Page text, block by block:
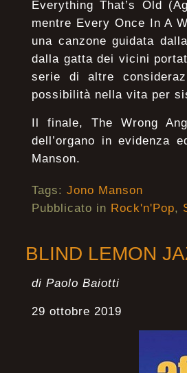
Everything That’s Old
mentre Every Once In A
una canzone guidata
dalla gatta dei vicini
serie di altre
possibilità nella vita per
Il finale, The Wrong
dell’organo in evidenza
Manson.
Tags: Jono Manson
Pubblicato in Rock'n'Pop,
BLIND LEMON
di Paolo Baiotti
29 ottobre 2019